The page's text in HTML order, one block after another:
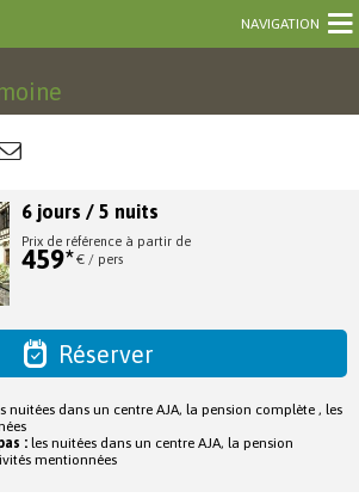
NAVIGATION
6 jours / 5 nuits
Prix de référence à partir de
459*€ / pers
Réserver
nuitées dans un centre AJA, la pension complète , les
: les nuitées dans un centre AJA, la pension
mentionnées